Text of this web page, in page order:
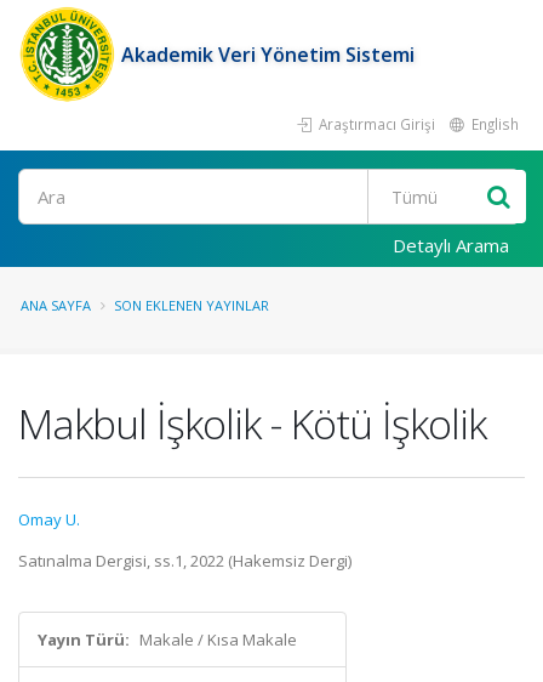
Akademik Veri Yönetim Sistemi
Araştırmacı Girişi English
Ara
Detaylı Arama
ANA SAYFA SON EKLENEN YAYINLAR
Makbul İşkolik - Kötü İşkolik
Omay U.
Satınalma Dergisi, ss.1, 2022 (Hakemsiz Dergi)
Yayın Türü: Makale / Kısa Makale